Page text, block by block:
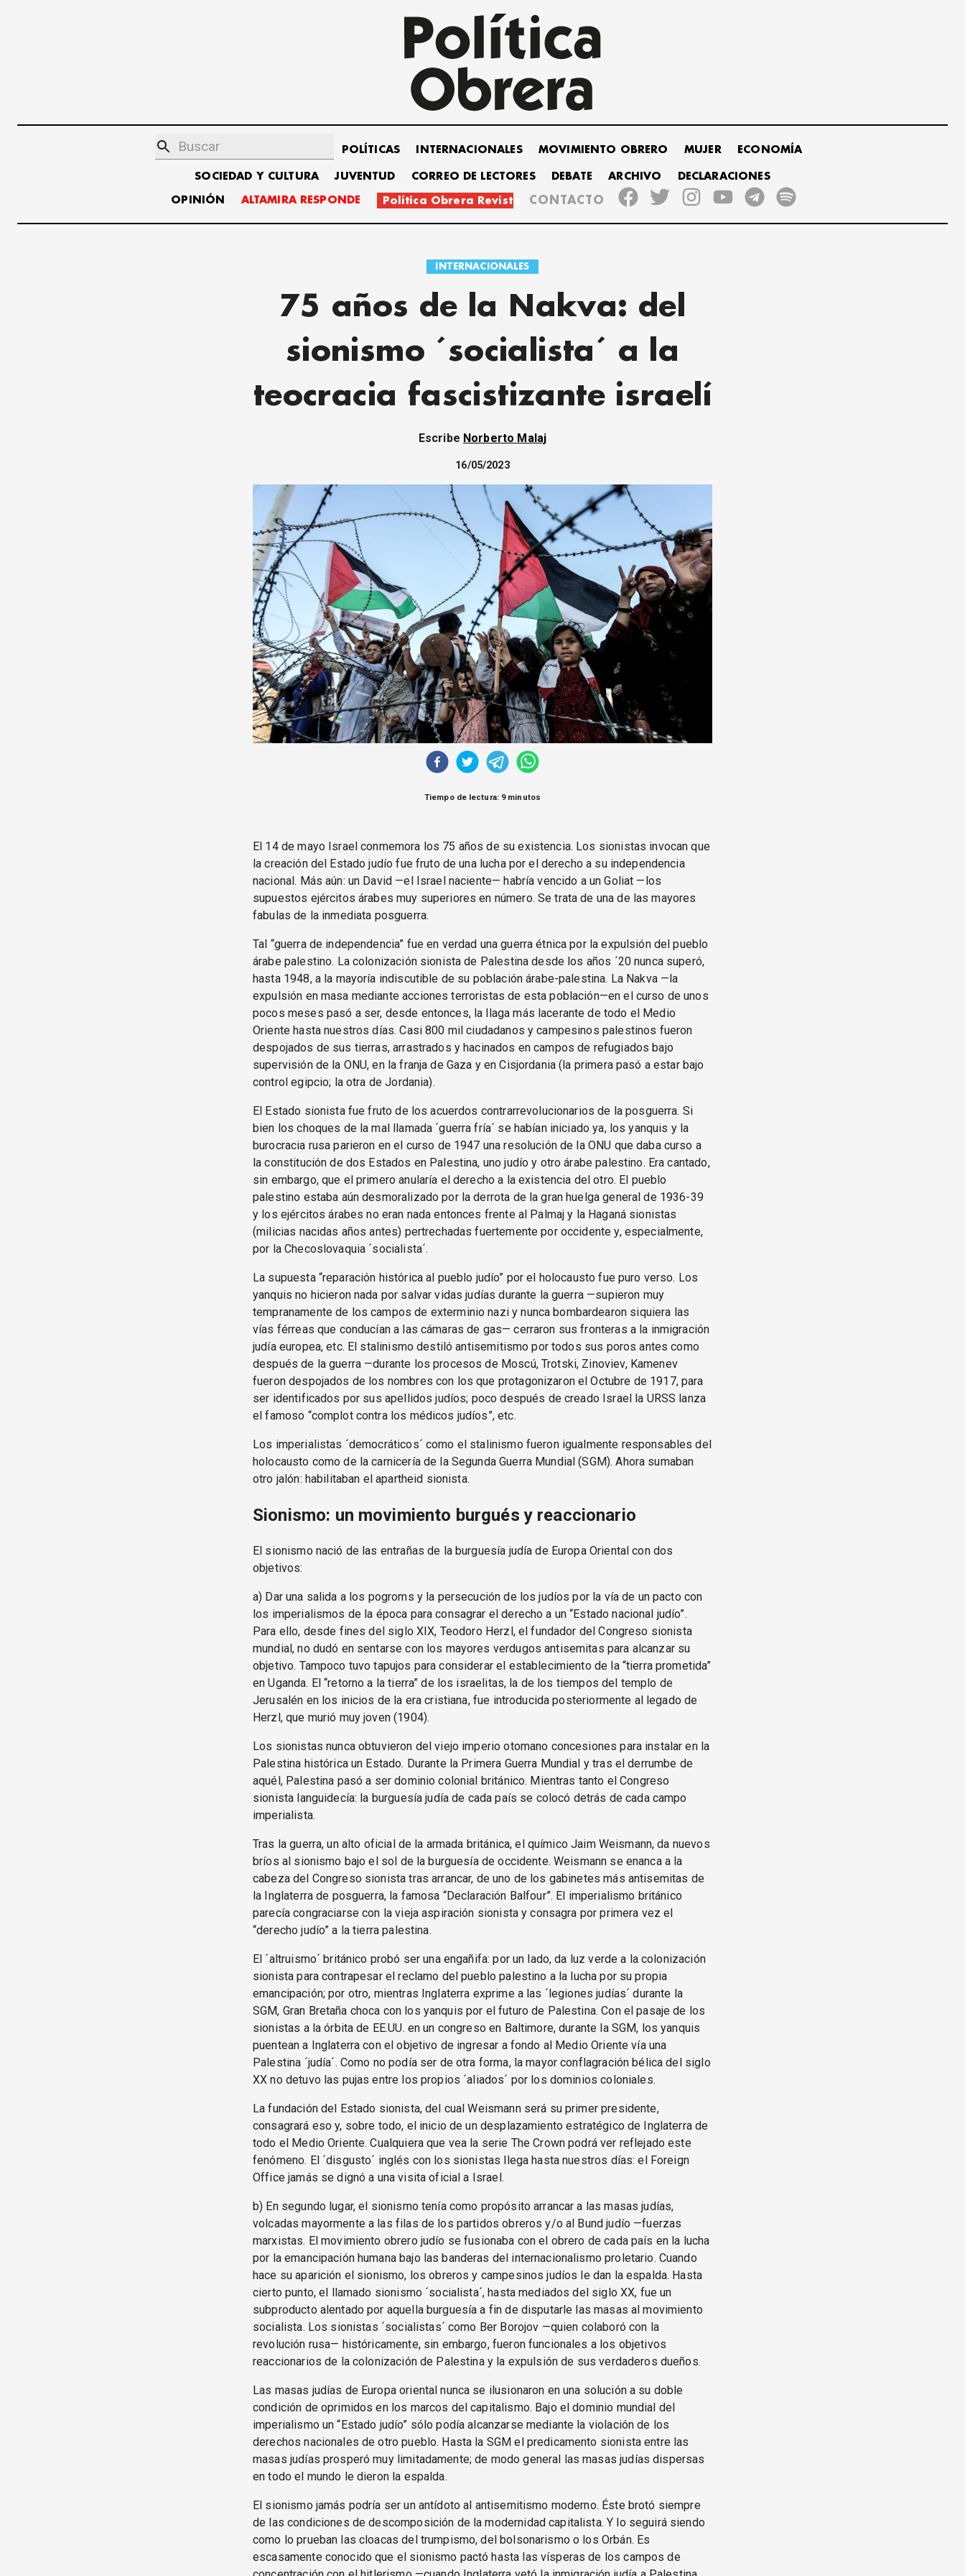
POLÍTICAS INTERNACIONALES MOVIMIENTO OBRERO MUJER ECONOMÍA
SOCIEDAD Y CULTURA JUVENTUD CORREO DE LECTORES DEBATE ARCHIVO DECLARACIONES
OPINIÓN ALTAMIRA RESPONDE Política Obrera Revista CONTACTO
INTERNACIONALES
75 años de la Nakva: del
sionismo ´socialista´ a la
teocracia fascistizante israelí
Escribe Norberto Malaj
16/05/2023
Tiempo de lectura: 9 minutos
El 14 de mayo Israel conmemora los 75 años de su existencia. Los sionistas invocan que
la creación del Estado judío fue fruto de una lucha por el derecho a su independencia
nacional. Más aún: un David —el Israel naciente— habría vencido a un Goliat —los
supuestos ejércitos árabes muy superiores en número. Se trata de una de las mayores
fabulas de la inmediata posguerra.
Tal “guerra de independencia” fue en verdad una guerra étnica por la expulsión del pueblo
árabe palestino. La colonización sionista de Palestina desde los años ´20 nunca superó,
hasta 1948, a la mayoría indiscutible de su población árabe-palestina. La Nakva —la
expulsión en masa mediante acciones terroristas de esta población—en el curso de unos
pocos meses pasó a ser, desde entonces, la llaga más lacerante de todo el Medio
Oriente hasta nuestros días. Casi 800 mil ciudadanos y campesinos palestinos fueron
despojados de sus tierras, arrastrados y hacinados en campos de refugiados bajo
supervisión de la ONU, en la franja de Gaza y en Cisjordania (la primera pasó a estar bajo
control egipcio; la otra de Jordania).
El Estado sionista fue fruto de los acuerdos contrarrevolucionarios de la posguerra. Si
bien los choques de la mal llamada ´guerra fría´ se habían iniciado ya, los yanquis y la
burocracia rusa parieron en el curso de 1947 una resolución de la ONU que daba curso a
la constitución de dos Estados en Palestina, uno judío y otro árabe palestino. Era cantado,
sin embargo, que el primero anularía el derecho a la existencia del otro. El pueblo
palestino estaba aún desmoralizado por la derrota de la gran huelga general de 1936-39
y los ejércitos árabes no eran nada entonces frente al Palmaj y la Haganá sionistas
(milicias nacidas años antes) pertrechadas fuertemente por occidente y, especialmente,
por la Checoslovaquia ´socialista´.
La supuesta “reparación histórica al pueblo judío” por el holocausto fue puro verso. Los
yanquis no hicieron nada por salvar vidas judías durante la guerra —supieron muy
tempranamente de los campos de exterminio nazi y nunca bombardearon siquiera las
vías férreas que conducían a las cámaras de gas— cerraron sus fronteras a la inmigración
judía europea, etc. El stalinismo destiló antisemitismo por todos sus poros antes como
después de la guerra —durante los procesos de Moscú, Trotski, Zinoviev, Kamenev
fueron despojados de los nombres con los que protagonizaron el Octubre de 1917, para
ser identificados por sus apellidos judíos; poco después de creado Israel la URSS lanza
el famoso “complot contra los médicos judíos”, etc.
Los imperialistas ´democráticos´ como el stalinismo fueron igualmente responsables del
holocausto como de la carnicería de la Segunda Guerra Mundial (SGM). Ahora sumaban
otro jalón: habilitaban el apartheid sionista.
Sionismo: un movimiento burgués y reaccionario
El sionismo nació de las entrañas de la burguesía judía de Europa Oriental con dos
objetivos:
a) Dar una salida a los pogroms y la persecución de los judíos por la vía de un pacto con
los imperialismos de la época para consagrar el derecho a un “Estado nacional judío”.
Para ello, desde fines del siglo XIX, Teodoro Herzl, el fundador del Congreso sionista
mundial, no dudó en sentarse con los mayores verdugos antisemitas para alcanzar su
objetivo. Tampoco tuvo tapujos para considerar el establecimiento de la “tierra prometida”
en Uganda. El “retorno a la tierra” de los israelitas, la de los tiempos del templo de
Jerusalén en los inicios de la era cristiana, fue introducida posteriormente al legado de
Herzl, que murió muy joven (1904).
Los sionistas nunca obtuvieron del viejo imperio otomano concesiones para instalar en la
Palestina histórica un Estado. Durante la Primera Guerra Mundial y tras el derrumbe de
aquél, Palestina pasó a ser dominio colonial británico. Mientras tanto el Congreso
sionista languidecía: la burguesía judía de cada país se colocó detrás de cada campo
imperialista.
Tras la guerra, un alto oficial de la armada británica, el químico Jaim Weismann, da nuevos
bríos al sionismo bajo el sol de la burguesía de occidente. Weismann se enanca a la
cabeza del Congreso sionista tras arrancar, de uno de los gabinetes más antisemitas de
la Inglaterra de posguerra, la famosa “Declaración Balfour”. El imperialismo británico
parecía congraciarse con la vieja aspiración sionista y consagra por primera vez el
“derecho judío” a la tierra palestina.
El ´altruismo´ británico probó ser una engañifa: por un lado, da luz verde a la colonización
sionista para contrapesar el reclamo del pueblo palestino a la lucha por su propia
emancipación; por otro, mientras Inglaterra exprime a las ´legiones judías´ durante la
SGM, Gran Bretaña choca con los yanquis por el futuro de Palestina. Con el pasaje de los
sionistas a la órbita de EE.UU. en un congreso en Baltimore, durante la SGM, los yanquis
puentean a Inglaterra con el objetivo de ingresar a fondo al Medio Oriente vía una
Palestina ´judía´. Como no podía ser de otra forma, la mayor conflagración bélica del siglo
XX no detuvo las pujas entre los propios ´aliados´ por los dominios coloniales.
La fundación del Estado sionista, del cual Weismann será su primer presidente,
consagrará eso y, sobre todo, el inicio de un desplazamiento estratégico de Inglaterra de
todo el Medio Oriente. Cualquiera que vea la serie The Crown podrá ver reflejado este
fenómeno. El ´disgusto´ inglés con los sionistas llega hasta nuestros días: el Foreign
Office jamás se dignó a una visita oficial a Israel.
b) En segundo lugar, el sionismo tenía como propósito arrancar a las masas judías,
volcadas mayormente a las filas de los partidos obreros y/o al Bund judío —fuerzas
marxistas. El movimiento obrero judío se fusionaba con el obrero de cada país en la lucha
por la emancipación humana bajo las banderas del internacionalismo proletario. Cuando
hace su aparición el sionismo, los obreros y campesinos judíos le dan la espalda. Hasta
cierto punto, el llamado sionismo ´socialista´, hasta mediados del siglo XX, fue un
subproducto alentado por aquella burguesía a fin de disputarle las masas al movimiento
socialista. Los sionistas ´socialistas´ como Ber Borojov —quien colaboró con la
revolución rusa— históricamente, sin embargo, fueron funcionales a los objetivos
reaccionarios de la colonización de Palestina y la expulsión de sus verdaderos dueños.
Las masas judías de Europa oriental nunca se ilusionaron en una solución a su doble
condición de oprimidos en los marcos del capitalismo. Bajo el dominio mundial del
imperialismo un “Estado judío” sólo podía alcanzarse mediante la violación de los
derechos nacionales de otro pueblo. Hasta la SGM el predicamento sionista entre las
masas judías prosperó muy limitadamente; de modo general las masas judías dispersas
en todo el mundo le dieron la espalda.
El sionismo jamás podría ser un antídoto al antisemitismo moderno. Éste brotó siempre
de las condiciones de descomposición de la modernidad capitalista. Y lo seguirá siendo
como lo prueban las cloacas del trumpismo, del bolsonarismo o los Orbán. Es
escasamente conocido que el sionismo pactó hasta las vísperas de los campos de